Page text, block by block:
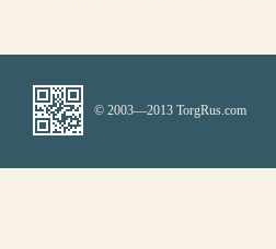
© 2003—2013 TorgRus.com